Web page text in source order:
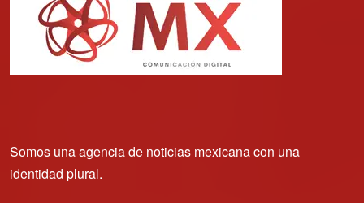
Somos una agencia de noticias mexicana con una
identidad plural.